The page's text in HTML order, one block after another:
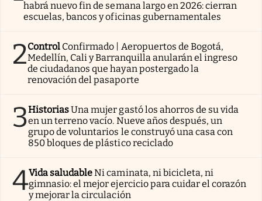
habrá nuevo fin de semana largo en 2026: cierran
escuelas, bancos y oficinas gubernamentales
2Control Confirmado | Aeropuertos de Bogotá,
Medellín, Cali y Barranquilla anularán el ingreso
de ciudadanos que hayan postergado la
renovación del pasaporte
3HistoriasUna mujer gastó los ahorros de su vida
en un terreno vacío. Nueve años después, un
grupo de voluntarios le construyó una casa con
850 bloques de plástico reciclado
4Vida saludableNi caminata, ni bicicleta, ni
gimnasio: el mejor ejercicio para cuidar el corazón
y mejorar la circulación